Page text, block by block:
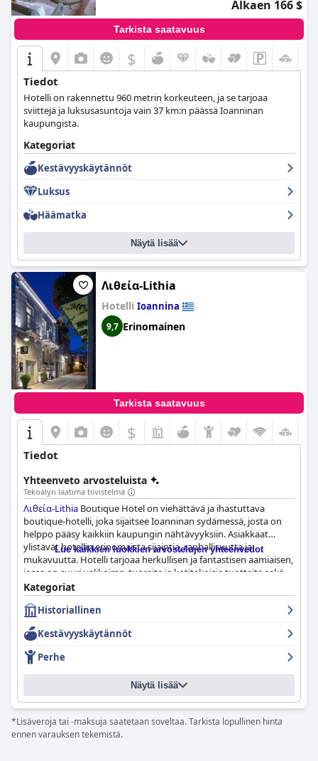
Alkaen 166 $
Tarkista saatavuus
$
Tiedot
Hotelli on rakennettu 960 metrin korkeuteen, ja se tarjoaa
sviittejä ja luksusasuntoja vain 37 km:n päässä Ioanninan
kaupungista.
Kategoriat
Kestävyyskäytännöt
Luksus
Häämatka
Näytä lisää
Λιθεία-Lithia
Hotelli Ioannina
9,7 Erinomainen
Tarkista saatavuus
$
Tiedot
Yhteenveto arvosteluista
Tekoälyn laatima tiivistelmä
Λιθεία-Lithia Boutique Hotel on viehättävä ja ihastuttava
boutique-hotelli, joka sijaitsee Ioanninan sydämessä, josta on
helppo pääsy kaikkiin kaupungin nähtävyyksiin. Asiakkaat
ylistävät hotellin erinomaista sijaintia, rauhallisuutta ja
mukavuutta. Hotelli tarjoaa herkullisen ja fantastisen aamiaisen,
jossa on suuri valikoima, tuoreita ja kotitekoisia tuotteita sekä
ihanaa kahvia. Huoneet ovat tyylikkäitä, moitteettomia ja
kauniisti sisustettuja, ja niissä on fiksua designia ja kaikki
modernit mukavuudet. Hotelli asettaa siisteyden etusijalle, ja
henkilökunta on lämminhenkistä, vieraanvaraista ja erinomaista
palvelua. Perheellinen ilmapiiri sopii täydellisesti perhelomalle
tai pariskuntien lomalle. Sängyt ovat erittäin mukavat, ja niissä
on runsaasti tilaa rentoutumiseen. Kaiken kaikkiaan
LithiaBoutique Hotel on täydellinen valinta niille, jotka etsivät
boutique-hotellia, jossa on kaunis sisustus ja jossa on kiinnitetty
huomiota yksityiskohtiin.
Lue kaikkien luokkien arvostelujen yhteenvedot
Kategoriat
Historiallinen
Kestävyyskäytännöt
Perhe
Näytä lisää
*Lisäveroja tai -maksuja saatetaan soveltaa. Tarkista lopullinen hinta
ennen varauksen tekemistä.